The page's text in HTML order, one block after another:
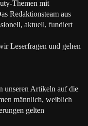
Themen mit
Redaktionsteam aus
aktuell, fundiert
Leserfragen und gehen
unseren Artikeln auf die
männlich, weiblich
gelten